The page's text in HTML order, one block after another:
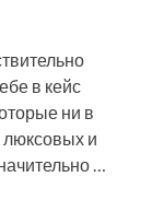
в кейс
ни в
люксовых и
…